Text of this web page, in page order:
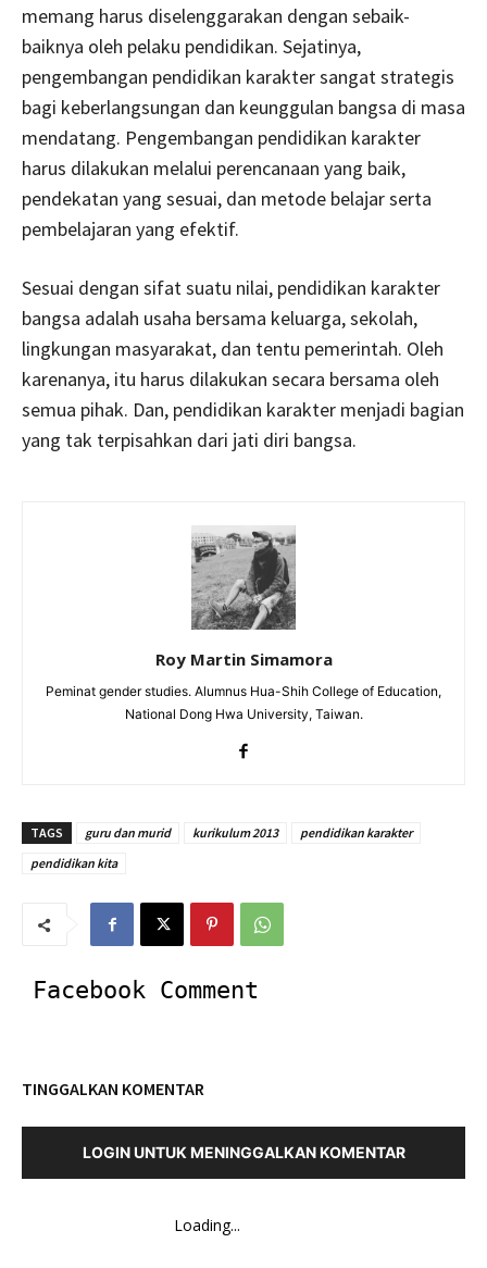
memang harus diselenggarakan dengan sebaik-
baiknya oleh pelaku pendidikan. Sejatinya,
pengembangan pendidikan karakter sangat strategis
bagi keberlangsungan dan keunggulan bangsa di masa
mendatang. Pengembangan pendidikan karakter
harus dilakukan melalui perencanaan yang baik,
pendekatan yang sesuai, dan metode belajar serta
pembelajaran yang efektif.
Sesuai dengan sifat suatu nilai, pendidikan karakter
bangsa adalah usaha bersama keluarga, sekolah,
lingkungan masyarakat, dan tentu pemerintah. Oleh
karenanya, itu harus dilakukan secara bersama oleh
semua pihak. Dan, pendidikan karakter menjadi bagian
yang tak terpisahkan dari jati diri bangsa.
Roy Martin Simamora
Peminat gender studies. Alumnus Hua-Shih College of Education,
National Dong Hwa University, Taiwan.
TAGS guru dan murid kurikulum 2013
pendidikan karakter
pendidikan kita
Facebook Comment
TINGGALKAN KOMENTAR
LOGIN UNTUK MENINGGALKAN KOMENTAR
Loading...